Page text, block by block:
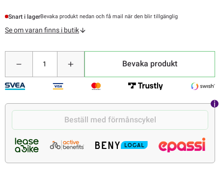
Snart i lagerBevaka produkt nedan och få mail när den blir tillgänglig
Se om varan finns i butik
Bevaka produkt
Beställ med förmånscykel